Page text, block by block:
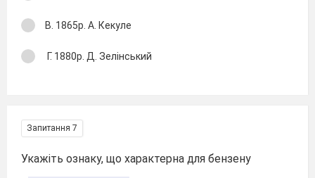
В. 1865р. А. Кекуле
Г. 1880р. Д. Зелінський
Запитання 7
Укажіть ознаку, що характерна для бензену